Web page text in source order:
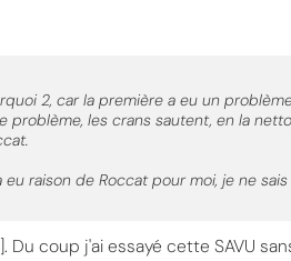
2, car la première a eu un
problème, les crans sautent, en la
raison de Roccat pour moi, je ne
Du coup j'ai essayé cette SAVU